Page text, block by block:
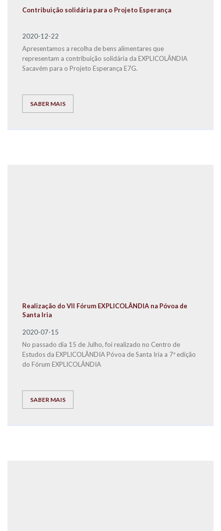
Contribuição solidária para o Projeto Esperança
2020-12-22
Apresentamos a recolha de bens alimentares que
representam a contribuição solidária da EXPLICOLÂNDIA
Sacavém para o Projeto Esperança E7G.
SABER MAIS
Realização do VII Fórum EXPLICOLÂNDIA na Póvoa de
Santa Iria
2020-07-15
No passado dia 15 de Julho, foi realizado no Centro de
Estudos da EXPLICOLÂNDIA Póvoa de Santa Iria a 7ª edição
do Fórum EXPLICOLÂNDIA
SABER MAIS